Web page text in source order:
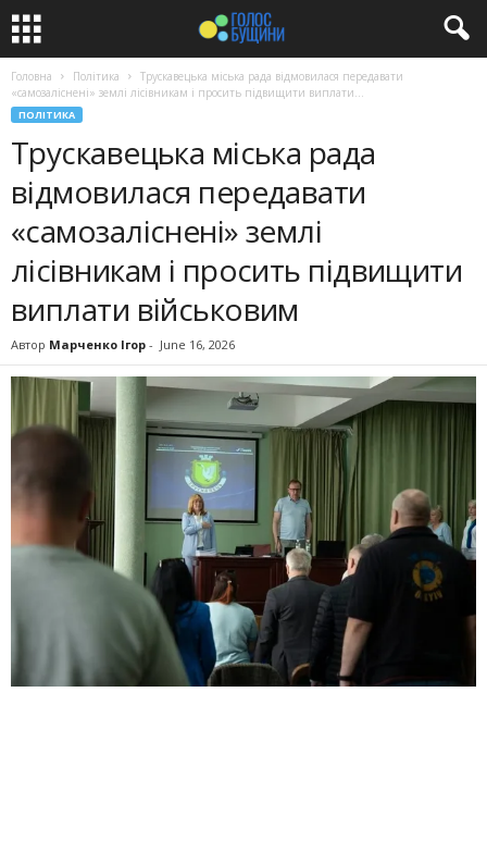
Головна Політика
Трускавецька міська рада відмовилася передавати
«самозаліснені» землі лісівникам і просить підвищити виплати...
ПОЛІТИКА
Трускавецька міська рада
відмовилася передавати
«самозаліснені» землі
лісівникам і просить підвищити
виплати військовим
Автор Марченко Ігор - June 16, 2026